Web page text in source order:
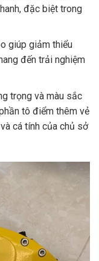
đặc biệt trong
giúp giảm thiểu
đến trải nghiệm
trọng và màu sắc
tô điểm thêm vẻ
cá tính của chủ sở